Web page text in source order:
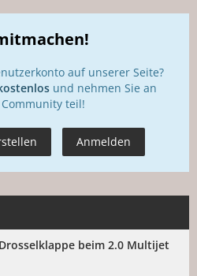
auf unserer Seite?
und nehmen Sie an
teil!
Anmelden
beim 2.0 Multijet